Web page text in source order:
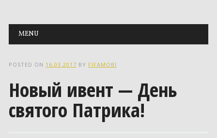
Main menu
Skip to content
MENU
POSTED ON 16.03.2017 BY FIFAMOBI
Новый ивент — День
святого Патрика!